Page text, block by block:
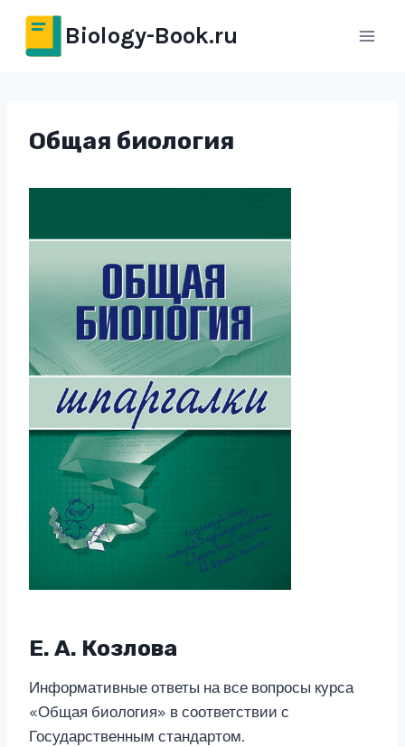
Перейти
содержимому
Biology-Book.ru
Общая биология
Е. А. Козлова
Информативные ответы на все вопросы курса
«Общая биология» в соответствии с
Государственным стандартом.